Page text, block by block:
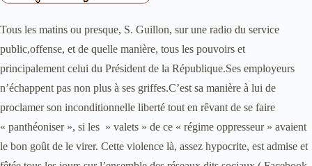
Tous les matins ou presque, S. Guillon, sur une radio du service
public,offense, et de quelle manière, tous les pouvoirs et
principalement celui du Président de la République.Ses employeurs
n’échappent pas non plus à ses griffes.C’est sa manière à lui de
proclamer son inconditionnelle liberté tout en rêvant de se faire
« panthéoniser », si les » valets » de ce « régime oppresseur » avaient
le bon goût de le virer. Cette violence là, assez hypocrite, est admise et